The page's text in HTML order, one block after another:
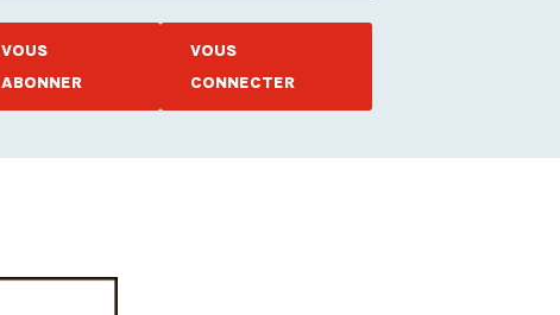
VOUS
ABONNER
VOUS
CONNECTER